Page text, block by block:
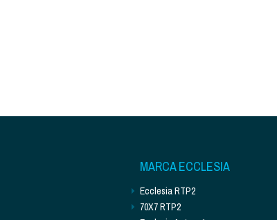
MARCA ECCLESIA
Ecclesia RTP2
70X7 RTP2